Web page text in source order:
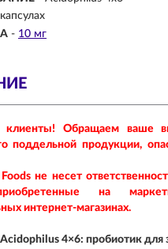
- 10 мг
клиенты! Обращаем ваше
поддельной продукции,
не несет
на
интернет-магазинах.
4×6: пробиотик для